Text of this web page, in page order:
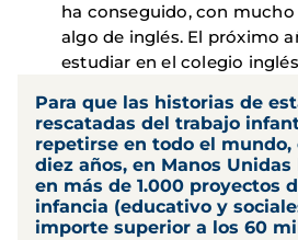
ha conseguido, con
algo de inglés. El próximo
estudiar en el colegio
Para que las historias de
rescatadas del trabajo
repetirse en todo el
diez años, en Manos
en más de 1.000 proyectos
infancia (educativo y
importe superior a los 60